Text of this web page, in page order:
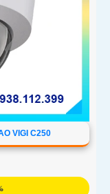
VIGI C250